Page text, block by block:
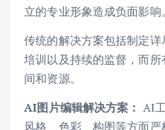
立的专业形象造成负面影响。
传统的解决方案包括制定
培训以及持续的监督，而
间和资源。
AI图片编辑解决方案： AI
风格、色彩、构图等方面